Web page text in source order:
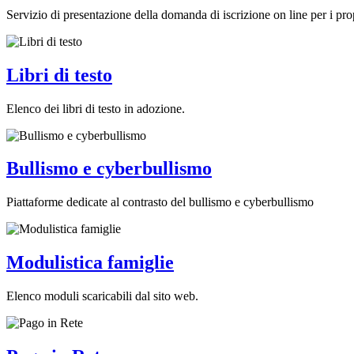
Servizio di presentazione della domanda di iscrizione on line per i
Libri di testo
Elenco dei libri di testo in adozione.
Bullismo e cyberbullismo
Piattaforme dedicate al contrasto del bullismo e cyberbullismo
Modulistica famiglie
Elenco moduli scaricabili dal sito web.